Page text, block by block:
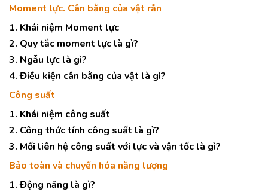
Moment lực. Cân bằng của vật rắn
1. Khái niệm Moment lực
2. Quy tắc moment lực là gì?
3. Ngẫu lực là gì?
4. Điều kiện cân bằng của vật là gì?
Công suất
1. Khái niệm công suất
2. Công thức tính công suất là gì?
3. Mối liên hệ công suất với lực và vận tốc là gì?
Bảo toàn và chuyển hóa năng lượng
1. Động năng là gì?